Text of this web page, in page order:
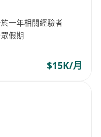
一年相關經驗者
假期
$15K/月